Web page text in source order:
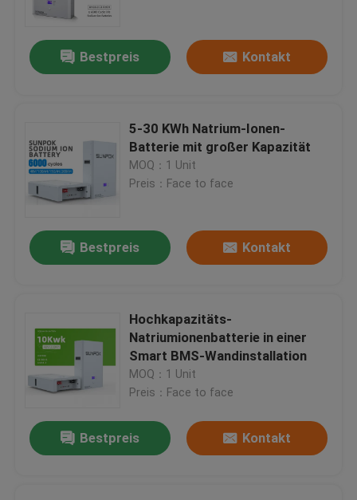
Bestpreis Kontakt
5-30 KWh Natrium-Ionen-
Batterie mit großer Kapazität
MOQ：1 Unit
Preis：Face to face
Bestpreis Kontakt
Hochkapazitäts-
Natriumionenbatterie in einer
Smart BMS-Wandinstallation
MOQ：1 Unit
Preis：Face to face
Bestpreis Kontakt